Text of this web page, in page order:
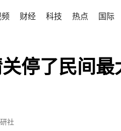
财经 科技 热点 国际
停了民间最
社